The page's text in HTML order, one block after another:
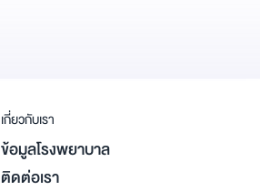
เกี่ยวกับเรา
ข้อมูลโรงพยาบาล
ติดต่อเรา